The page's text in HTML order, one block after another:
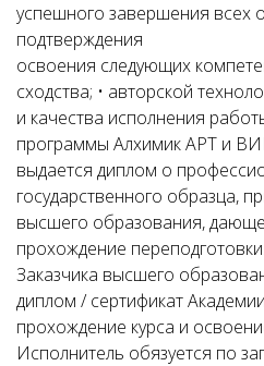
успешного завершения всех
подтверждения
освоения следующих
сходства; • авторской
и качества исполнения
программы Алхимик АРТ и
выдается диплом о
государственного образца,
высшего образования,
прохождение
Заказчика высшего
диплом / сертификат
прохождение курса и
Исполнитель обязуется по